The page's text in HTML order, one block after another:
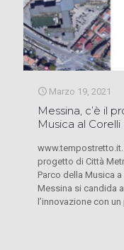
Marzo 19, 2021
Messina, c’è il
Musica al Corelli
progetto di Città
Parco della Musica
Messina si candida
l’innovazione con